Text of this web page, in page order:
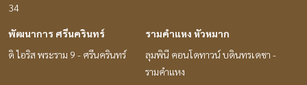
34
พัฒนาการ ศรีนครินทร์
ดิ ไอริส พระราม 9 - ศรีนครินทร์
รามคำแหง หัวหมาก
ลุมพินี คอนโดทาวน์ บดินทรเดชา -
รามคำแหง